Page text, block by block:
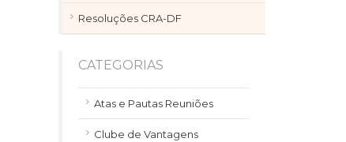
Resoluções CRA-DF
CATEGORIAS
Atas e Pautas Reuniões
Clube de Vantagens